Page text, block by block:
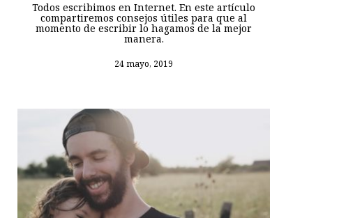
Todos escribimos en Internet. En este artículo
compartiremos consejos útiles para que al
momento de escribir lo hagamos de la mejor
manera.
24 mayo, 2019